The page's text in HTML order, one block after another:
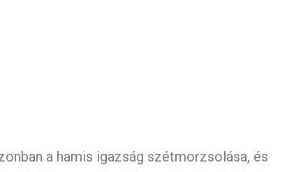
a hamis igazság szétmorzsolása, és